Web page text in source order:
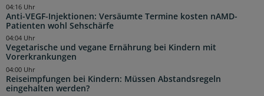
Anti-VEGF-Injektionen: Versäumte Termine kosten nAMD-
Patienten wohl Sehschärfe
04:16 Uhr
Vegetarische und vegane Ernährung bei Kindern mit
Vorerkrankungen
04:04 Uhr
Reiseimpfungen bei Kindern: Müssen Abstandsregeln
eingehalten werden?
04:00 Uhr